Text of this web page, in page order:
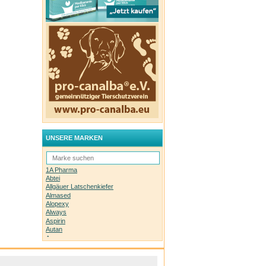
UNSERE MARKEN
1A Pharma
Abtei
Allgäuer Latschenkiefer
Almased
Alopexy
Always
Aspirin
Autan
Avene
Bachblüten-Orginal